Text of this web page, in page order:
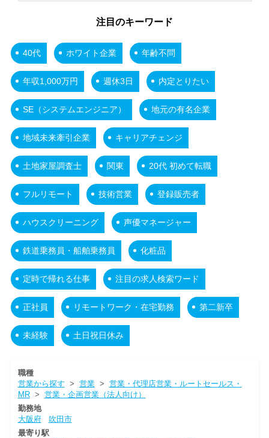
注目のキーワード
40代 ホワイト企業 年齢不問
年収1,000万円 週休3日 内定とりたい
SE（システムエンジニア） 地元の有名企業
地域未来牽引企業 キャリアチェンジ
土地家屋調査士 関東 20代 初めて転職
フルリモート 技術営業 登録販売者
ハウスクリーニング 声優マネージャー
鉄道乗務員・船舶乗務員 化粧品
定時で帰れる仕事 注目の求人検索ワード
正社員 リモートワーク・在宅勤務 第二新卒
未経験 土日祝日休み
職種
営業から探す > 営業> 営業・代理店営業・ルートセールス・
MR> 営業・企画営業（法人向け）
勤務地
大阪府
吹田市
最寄り駅